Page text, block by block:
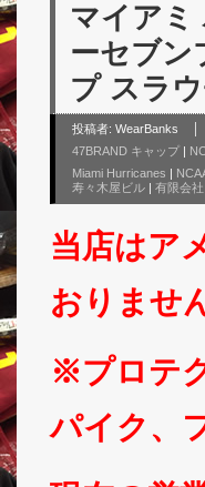
マイアミ
ーセブン
プ スラ
投稿者: WearBanks
47BRAND キャップ |
Miami Hurricanes |
寿々木屋ビル | 有限会
当店はア
おりませ
※プロテ
パイク、